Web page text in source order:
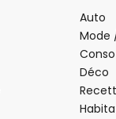
Auto
Mode
Conso
Déco